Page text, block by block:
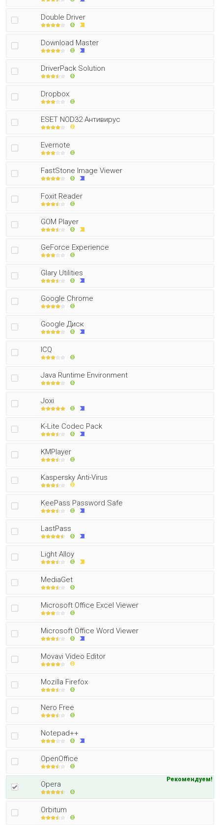
Double Driver
Download Master
DriverPack Solution
Dropbox
ESET NOD32 Антивирус
Evernote
FastStone Image Viewer
Foxit Reader
GOM Player
GeForce Experience
Glary Utilities
Google Chrome
Google Диск
ICQ
Java Runtime Environment
Joxi
K-Lite Codec Pack
KMPlayer
Kaspersky Anti-Virus
KeePass Password Safe
LastPass
Light Alloy
MediaGet
Microsoft Office Excel Viewer
Microsoft Office Word Viewer
Movavi Video Editor
Mozilla Firefox
Nero Free
Notepad++
OpenOffice
Opera
Рекомендуем!
Orbitum